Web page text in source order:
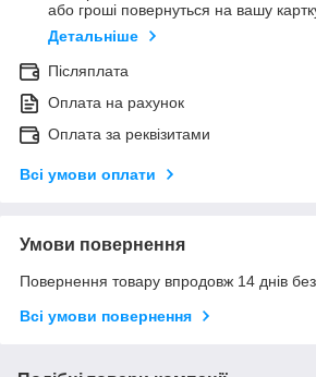
або гроші повернуться на вашу
Детальніше
Післяплата
Оплата на рахунок
Оплата за реквізитами
Всі умови оплати
Умови повернення
Повернення товару впродовж 14 днів
Всі умови повернення